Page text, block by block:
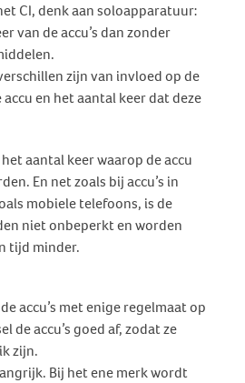
CI, denk aan soloapparatuur:
van de accu’s dan zonder
zijn van invloed op de
en het aantal keer dat deze
aantal keer waarop de accu
En net zoals bij accu’s in
mobiele telefoons, is de
niet onbeperkt en worden
tijd minder.
accu’s met enige regelmaat op
de accu’s goed af, zodat ze
zijn.
Bij het ene merk wordt